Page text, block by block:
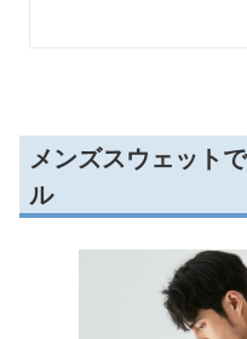
メンズスウェット
ル